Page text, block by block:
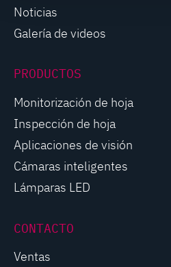
Noticias
Galería de videos
PRODUCTOS
Monitorización de hoja
Inspección de hoja
Aplicaciones de visión
Cámaras inteligentes
Lámparas LED
CONTACTO
Ventas